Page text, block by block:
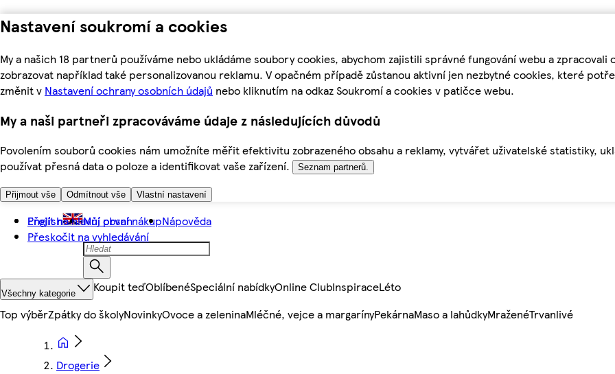
Nastavení soukromí a cookies
My a našich 18 partnerů používáme nebo ukládáme soubory cookies, abychom zajistili správné fungování webu a
zobrazovat například také personalizovanou reklamu. V opačném případě zůstanou aktivní jen nezbytné cookies, které
změnit v Nastavení ochrany osobních údajů nebo kliknutím na odkaz Soukromí a cookies v patičce webu.
My a naši partneři zpracováváme údaje z následujících důvodů
Povolením souborů cookies nám umožníte měřit efektivitu zobrazeného obsahu a reklamy, vytvářet uživatelské statistiky,
používat přesná data o poloze a identifikovat vaše zařízení.
Seznam partnerů.
Přijmout vše Odmítnout vše Vlastní nastavení
Přejít na hlavní obsah
Přeskočit na vyhledávání
English Můj první nákupNápověda
Všechny kategorie Koupit teďOblíbenéSpeciální nabídkyOnline ClubInspiraceLéto
Top výběrZpátky do školyNovinkyOvoce a zeleninaMléčné, vejce a margarínyPekárnaMaso a lahůdkyMraženéTrvanlivé
Drogerie